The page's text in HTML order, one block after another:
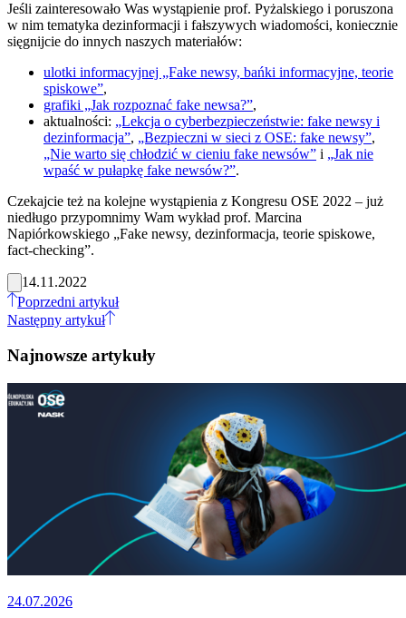
Jeśli zainteresowało Was wystąpienie prof. Pyżalskiego i poruszona
w nim tematyka dezinformacji i fałszywych wiadomości, koniecznie
sięgnijcie do innych naszych materiałów:
ulotki informacyjnej „Fake newsy, bańki informacyjne, teorie
spiskowe”,
grafiki „Jak rozpoznać fake newsa?”,
aktualności: „Lekcja o cyberbezpieczeństwie: fake newsy i
dezinformacja”, „Bezpieczni w sieci z OSE: fake newsy”,
„Nie warto się chłodzić w cieniu fake newsów” i „Jak nie
wpaść w pułapkę fake newsów?”.
Czekajcie też na kolejne wystąpienia z Kongresu OSE 2022 – już
niedługo przypomnimy Wam wykład prof. Marcina
Napiórkowskiego „Fake newsy, dezinformacja, teorie spiskowe,
fact-checking”.
14.11.2022
Poprzedni artykuł
Następny artykuł
Najnowsze artykuły
24.07.2026